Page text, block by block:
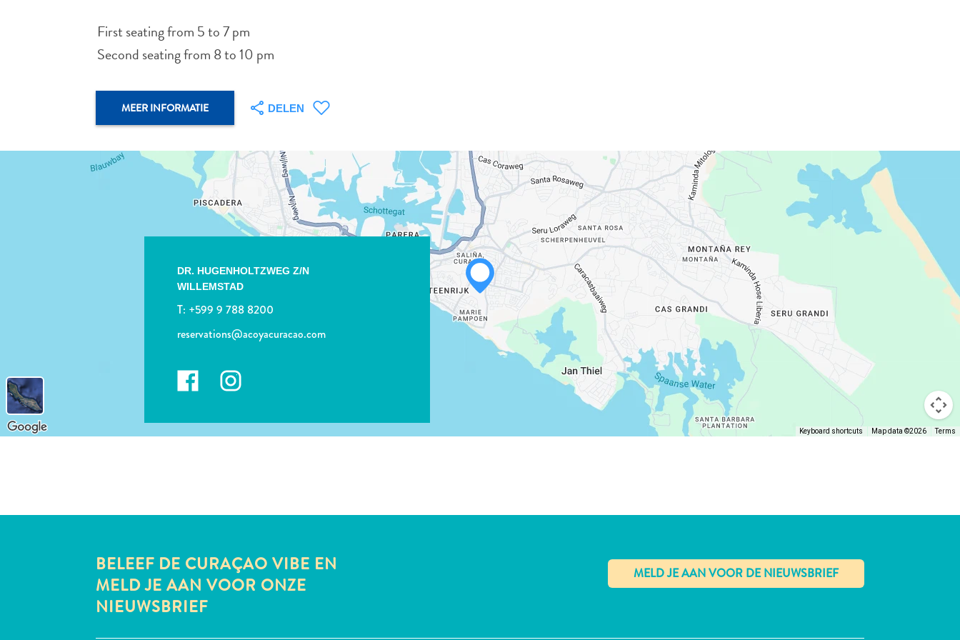
First seating from 5 to 7 pm
Second seating from 8 to 10 pm
MEER INFORMATIE DELEN
WHATSAPP
FACEBOOK
DR. HUGENHOLTZWEG Z/N
WILLEMSTAD
T: +599 9 788 8200
reservations@acoyacuracao.com
Keyboard shortcuts Map data ©2026 Terms
BELEEF DE CURAÇAO VIBE EN
MELD JE AAN VOOR ONZE
NIEUWSBRIEF
✕
LINK KOPIËREN